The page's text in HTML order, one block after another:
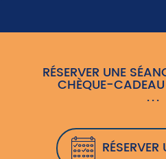
RÉSERVER UNE
CHÈQUE-